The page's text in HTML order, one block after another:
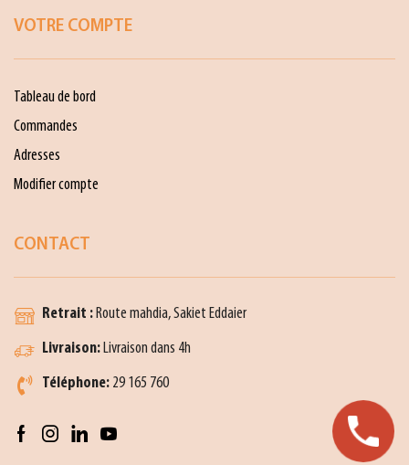
VOTRE COMPTE
Tableau de bord
Commandes
Adresses
Modifier compte
CONTACT
Retrait :Route mahdia, Sakiet Eddaier
Livraison:Livraison dans 4h
Téléphone: 29 165 760